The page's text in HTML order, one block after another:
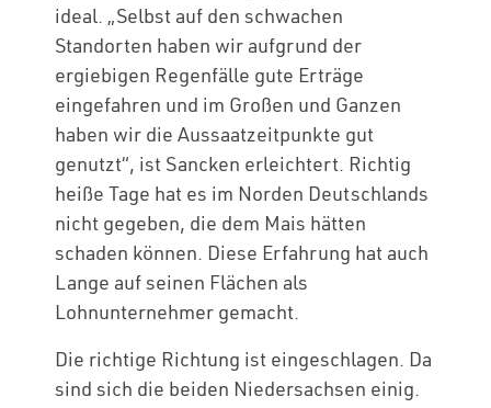
ideal. „Selbst auf den schwachen
Standorten haben wir aufgrund der
ergiebigen Regenfälle gute Erträge
eingefahren und im Großen und Ganzen
haben wir die Aussaatzeitpunkte gut
genutzt“, ist Sancken erleichtert. Richtig
heiße Tage hat es im Norden Deutschlands
nicht gegeben, die dem Mais hätten
schaden können. Diese Erfahrung hat auch
Lange auf seinen Flächen als
Lohnunternehmer gemacht.
Die richtige Richtung ist eingeschlagen. Da
sind sich die beiden Niedersachsen einig.